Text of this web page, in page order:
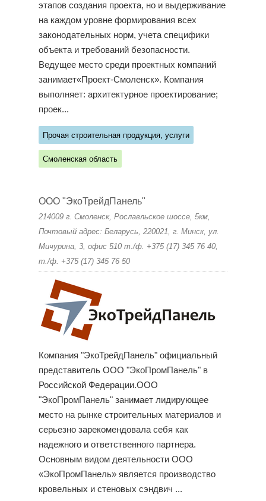
этапов создания проекта, но и выдерживание
на каждом уровне формирования всех
законодательных норм, учета специфики
объекта и требований безопасности.
Ведущее место среди проектных компаний
занимает«Проект-Смоленск». Компания
выполняет: архитектурное проектирование;
проек...
Прочая строительная продукция, услуги
Смоленская область
ООО "ЭкоТрейдПанель"
214009 г. Смоленск, Рославльское шоссе, 5км,
Почтовый адрес: Беларусь, 220021, г. Минск, ул.
Мичурина, 3, офис 510 т./ф. +375 (17) 345 76 40,
т./ф. +375 (17) 345 76 50
Компания "ЭкоТрейдПанель" официальный
представитель ООО "ЭкоПромПанель" в
Российской Федерации.ООО
"ЭкоПромПанель" занимает лидирующее
место на рынке строительных материалов и
серьезно зарекомендовала себя как
надежного и ответственного партнера.
Основным видом деятельности ООО
«ЭкоПромПанель» является производство
кровельных и стеновых сэндвич ...